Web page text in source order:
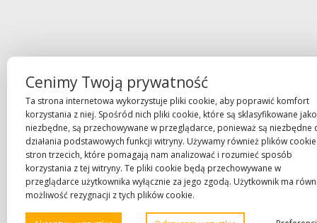
Cenimy Twoją prywatność
Ta strona internetowa wykorzystuje pliki cookie, aby poprawić komfort
korzystania z niej. Spośród nich pliki cookie, które są sklasyfikowane jako
niezbędne, są przechowywane w przeglądarce, ponieważ są niezbędne
działania podstawowych funkcji witryny. Używamy również plików cookie
stron trzecich, które pomagają nam analizować i rozumieć sposób
korzystania z tej witryny. Te pliki cookie będą przechowywane w
przeglądarce użytkownika wyłącznie za jego zgodą. Użytkownik ma
możliwość rezygnacji z tych plików cookie.